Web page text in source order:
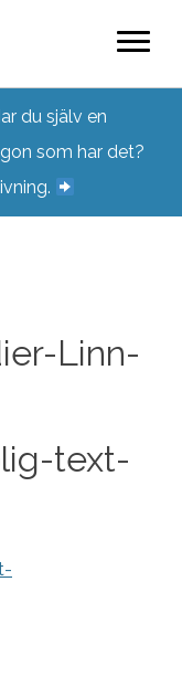
du själv en
som har det?
Linn-
text-